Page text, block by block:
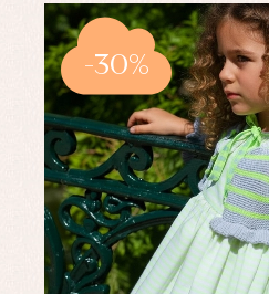
-30%